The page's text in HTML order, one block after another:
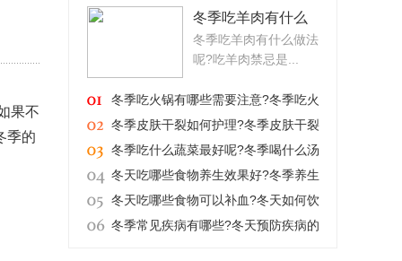
果不
季的
冬季吃羊肉有什么
做法呢?吃羊肉禁忌
是什么?
冬季吃羊肉有什么做法
呢?吃羊肉禁忌是...
冬季吃火锅有哪些需要注意?冬季吃火
锅的好处有哪些?
冬季皮肤干裂如何护理?冬季皮肤干裂
的原因是什么?
冬季吃什么蔬菜最好呢?冬季喝什么汤
好?
冬天吃哪些食物养生效果好?冬季养生
食物有哪些?
冬天吃哪些食物可以补血?冬天如何饮
食养生?
冬季常见疾病有哪些?冬天预防疾病的